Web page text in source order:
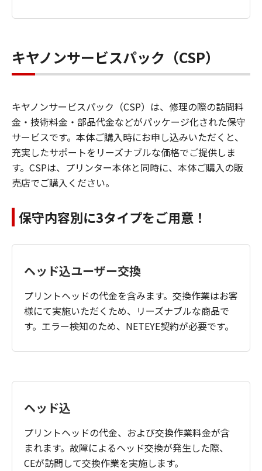
キヤノンサービスパック（CSP）
キヤノンサービスパック（CSP）は、修理の際の訪問料
金・技術料金・部品代金などがパッケージ化された保守
サービスです。本体ご購入時にお申し込みいただくと、
充実したサポートをリーズナブルな価格でご提供しま
す。CSPは、プリンター本体と同時に、本体ご購入の販
売店でご購入ください。
保守内容別に3タイプをご用意！
ヘッド込ユーザー交換
プリントヘッドの代金を含みます。交換作業はお客
様にて実施いただくため、リーズナブルな商品で
す。エラー検知のため、NETEYE契約が必要です。
ヘッド込
プリントヘッドの代金、および交換作業料金が含
まれます。故障によるヘッド交換が発生した際、
CEが訪問して交換作業を実施します。